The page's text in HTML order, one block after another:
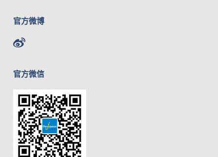
官方微博
官方微信